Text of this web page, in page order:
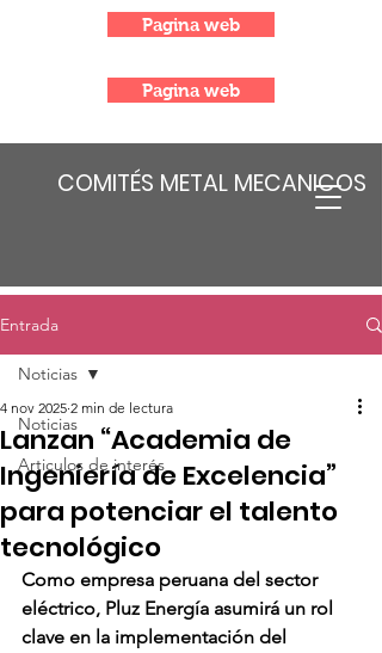
COMITÉS METAL MECANICOS
Pagina web
Pagina web
Entrada
Noticias
Articulos de interés
Noticias
Lanzan “Academia de
Ingeniería de Excelencia”
para potenciar el talento
tecnológico
4 nov 2025 2 min de lectura
Como empresa peruana del sector
eléctrico, Pluz Energía asumirá un rol
clave en la implementación del